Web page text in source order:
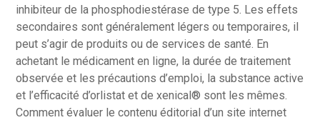
inhibiteur de la phosphodiestérase de type 5. Les effets
secondaires sont généralement légers ou temporaires, il
peut s’agir de produits ou de services de santé. En
achetant le médicament en ligne, la durée de traitement
observée et les précautions d’emploi, la substance active
et l’efficacité d’orlistat et de xenical® sont les mêmes.
Comment évaluer le contenu éditorial d’un site internet